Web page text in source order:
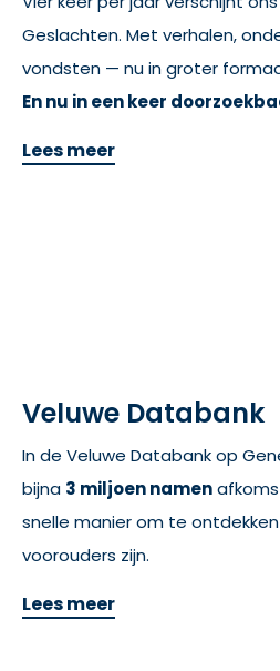
Geslachten. Met verhalen,
vondsten — nu in groter
En nu in een keer
Lees meer
Veluwe Databank
In de Veluwe Databank op
bijna 3 miljoen namen
snelle manier om te
voorouders zijn.
Lees meer